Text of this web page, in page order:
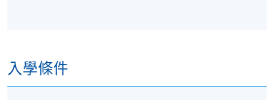
入學條件